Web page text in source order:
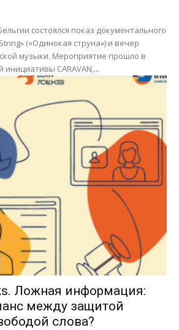
состоялся показ документального
(«Одинокая струна») и вечер
музыки. Мероприятие прошло в
CARAVAN,...
Ложная информация:
между защитой
слова?